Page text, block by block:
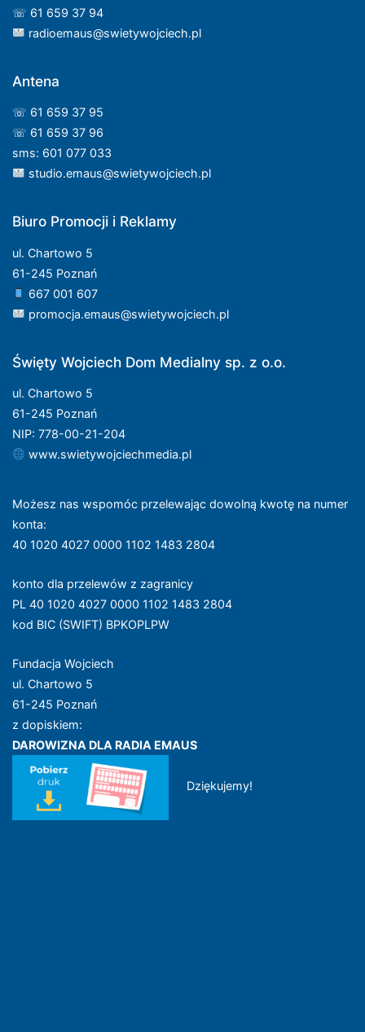
☏ 61 659 37 94
radioemaus@swietywojciech.pl
Antena
☏ 61 659 37 95
☏ 61 659 37 96
sms: 601 077 033
studio.emaus@swietywojciech.pl
Biuro Promocji i Reklamy
ul. Chartowo 5
61-245 Poznań
667 001 607
promocja.emaus@swietywojciech.pl
Święty Wojciech Dom Medialny sp. z o.o.
ul. Chartowo 5
61-245 Poznań
NIP: 778-00-21-204
www.swietywojciechmedia.pl
Możesz nas wspomóc przelewając dowolną kwotę na numer
konta:
40 1020 4027 0000 1102 1483 2804
konto dla przelewów z zagranicy
PL 40 1020 4027 0000 1102 1483 2804
kod BIC (SWIFT) BPKOPLPW
Fundacja Wojciech
ul. Chartowo 5
61-245 Poznań
z dopiskiem:
DAROWIZNA DLA RADIA EMAUS
Dziękujemy!